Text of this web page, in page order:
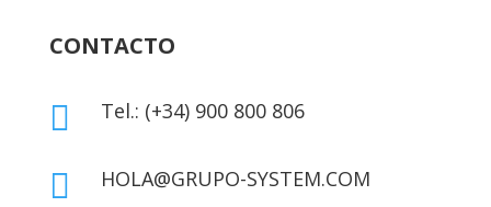
CONTACTO
 Tel.: (+34) 900 800 806
 HOLA@GRUPO-SYSTEM.COM